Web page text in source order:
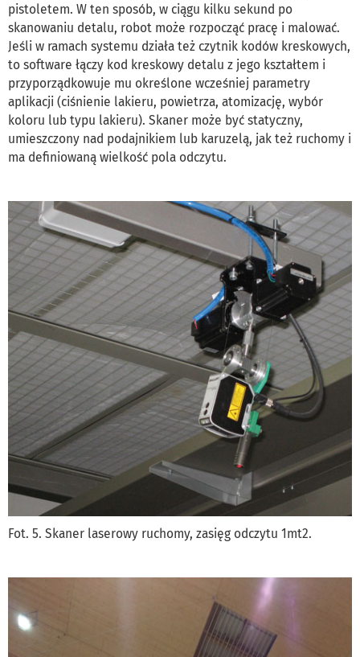
pistoletem. W ten sposób, w ciągu kilku sekund po
skanowaniu detalu, robot może rozpocząć pracę i malować.
Jeśli w ramach systemu działa też czytnik kodów kreskowych,
to software łączy kod kreskowy detalu z jego kształtem i
przyporządkowuje mu określone wcześniej parametry
aplikacji (ciśnienie lakieru, powietrza, atomizację, wybór
koloru lub typu lakieru). Skaner może być statyczny,
umieszczony nad podajnikiem lub karuzelą, jak też ruchomy i
ma definiowaną wielkość pola odczytu.
Fot. 5. Skaner laserowy ruchomy, zasięg odczytu 1mt2.